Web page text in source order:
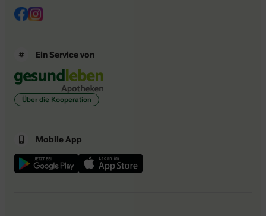
Ein Service von
Über die Kooperation
Mobile App